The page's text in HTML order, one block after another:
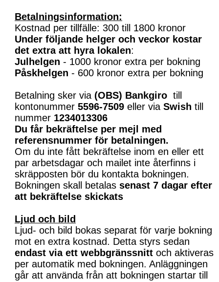
Betalningsinformation:
Kostnad per tillfälle: 300 till 1800 kronor
Under följande helger och veckor kostar
det extra att hyra lokalen:
Julhelgen - 1000 kronor extra per bokning
Påskhelgen - 600 kronor extra per bokning
Betalning sker via (OBS) Bankgiro till
kontonummer 5596-7509 eller via Swish till
nummer 1234013306
Du får bekräftelse per mejl med
referensnummer för betalningen.
Om du inte fått bekräftelse inom en eller ett
par arbetsdagar och mailet inte återfinns i
skräpposten bör du kontakta bokningen.
Bokningen skall betalas senast 7 dagar efter
att bekräftelse skickats
Ljud och bild
Ljud- och bild bokas separat för varje bokning
mot en extra kostnad. Detta styrs sedan
endast via ett webbgränssnitt och aktiveras
per automatik med bokningen. Anläggningen
går att använda från att bokningen startar till